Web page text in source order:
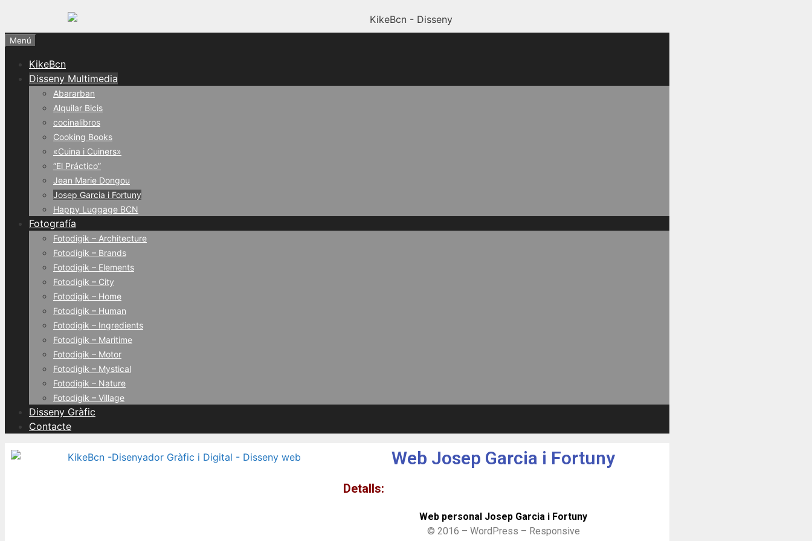
Menú
KikeBcn
Disseny Multimedia
Abararban
Alquilar Bicis
cocinalibros
Cooking Books
«Cuina i Cuiners»
“El Práctico”
Jean Marie Dongou
Josep Garcia i Fortuny
Happy Luggage BCN
Fotografía
Fotodigik – Architecture
Fotodigik – Brands
Fotodigik – Elements
Fotodigik – City
Fotodigik – Home
Fotodigik – Human
Fotodigik – Ingredients
Fotodigik – Maritime
Fotodigik – Motor
Fotodigik – Mystical
Fotodigik – Nature
Fotodigik – Village
Disseny Gràfic
Contacte
Web Josep Garcia i Fortuny
Detalls:
Web personal Josep Garcia i Fortuny
© 2016 – WordPress – Responsive